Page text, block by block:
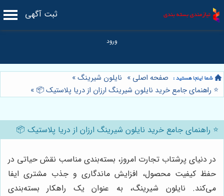
ثبت آگهی
صفحه اصلی » نایلون شیرینگ»
⭐️ راهنمای جامع خرید نایلون شیرینگ ارزان از دریا پلاستیک 📦 »
⭐️ راهنمای جامع خرید نایلون شیرینگ ارزان از دریا پلاستیک 📦
در دنیای پرشتاب تجارت امروز، بسته‌بندی مناسب نقش حیاتی در
حفظ کیفیت محصول، افزایش ماندگاری و جذب مشتری ایفا
می‌کند. نایلون شیرینگ، به عنوان یک راهکار بسته‌بندی